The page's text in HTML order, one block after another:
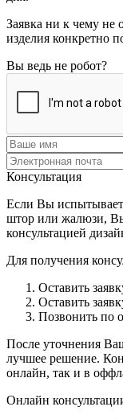
Заявка ни к чему не
изделия конкретно
Вы ведь не робот?
Консультация
Если Вы
штор или жалюзи, Вы
консультацией
Для получения
Оставить
Оставить
Позвонить по
После уточнения
лучшее решение.
онлайн, так и в
Онлайн